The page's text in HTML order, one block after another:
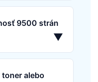
9500 strán
▼
alebo